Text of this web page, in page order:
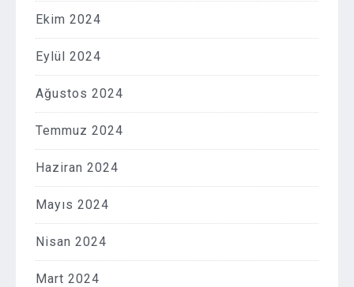
Ekim 2024
Eylül 2024
Ağustos 2024
Temmuz 2024
Haziran 2024
Mayıs 2024
Nisan 2024
Mart 2024